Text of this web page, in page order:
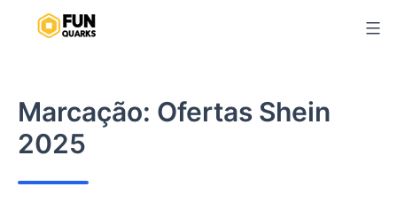
Marcação: Ofertas Shein
2025